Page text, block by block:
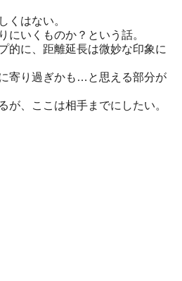
くはない。
にいくものか？という話。
的に、距離延長は微妙な印象に
寄り過ぎかも…と思える部分が
が、ここは相手までにしたい。